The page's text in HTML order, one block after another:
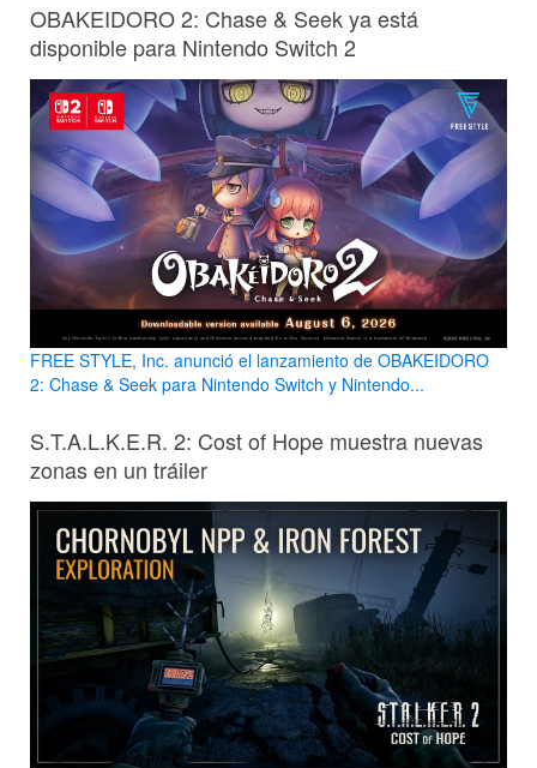
OBAKEIDORO 2: Chase & Seek ya está
disponible para Nintendo Switch 2
FREE STYLE, Inc. anunció el lanzamiento de OBAKEIDORO
2: Chase & Seek para Nintendo Switch y Nintendo...
S.T.A.L.K.E.R. 2: Cost of Hope muestra nuevas
zonas en un tráiler